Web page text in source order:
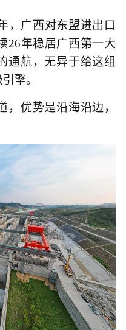
，广西对东盟进出口
26年稳居广西第一大
通航，无异于给这组
擎。
，优势是沿海沿边，